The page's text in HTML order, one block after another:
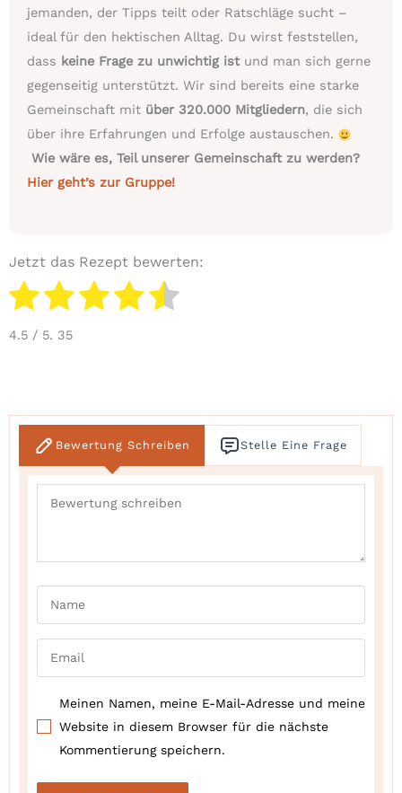
jemanden, der Tipps teilt oder Ratschläge sucht –
ideal für den hektischen Alltag. Du wirst feststellen,
dass keine Frage zu unwichtig istund man sich gerne
gegenseitig unterstützt. Wir sind bereits eine starke
Gemeinschaft mit über 320.000 Mitgliedern, die sich
über ihre Erfahrungen und Erfolge austauschen.
Wie wäre es, Teil unserer Gemeinschaft zu werden?
Hier geht’s zur Gruppe!
Jetzt das Rezept bewerten:
4.5 / 5. 35
Bewertung Schreiben Stelle Eine Frage
Meinen Namen, meine E-Mail-Adresse und meine
Website in diesem Browser für die nächste
Kommentierung speichern.